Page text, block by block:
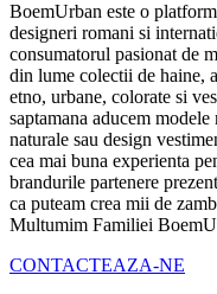
BoemUrban este o
designeri romani si
consumatorul pasionat de
din lume colectii de haine,
etno, urbane, colorate si
saptamana aducem
naturale sau design
cea mai buna experienta
brandurile partenere
ca puteam crea mii de
Multumim Familiei
CONTACTEAZA-NE